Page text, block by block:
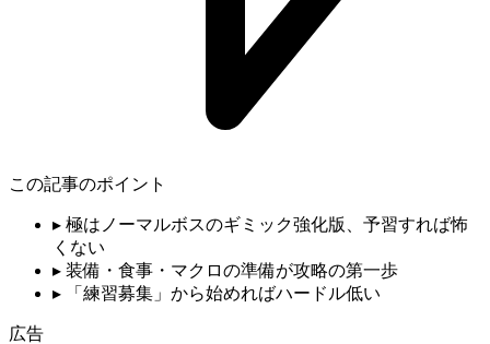
この記事のポイント
▸ 極はノーマルボスのギミック強化版、予習すれば怖
くない
▸ 装備・食事・マクロの準備が攻略の第一歩
▸
「練習募集」から始めればハードル低い
広告